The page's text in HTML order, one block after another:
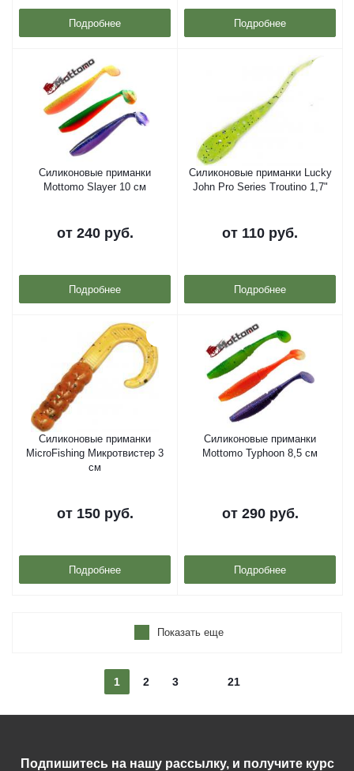
Подробнее Подробнее
Силиконовые приманки
Mottomo Slayer 10 см
от 240 руб.
Подробнее
Силиконовые приманки Lucky
John Pro Series Troutino 1,7"
от 110 руб.
Подробнее
Силиконовые приманки
MicroFishing Микротвистер 3
см
от 150 руб.
Подробнее
Силиконовые приманки
Mottomo Typhoon 8,5 см
от 290 руб.
Подробнее
Показать еще
1 2 3 21
Подпишитесь на нашу рассылку, и получите курс